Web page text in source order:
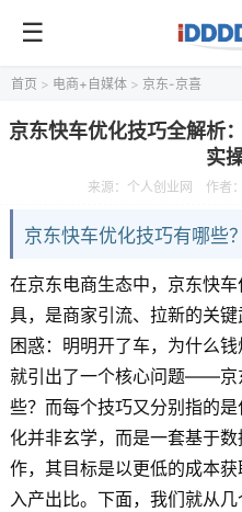
首页 > 电商+自媒体 > 京东-京喜
京东快车优化技巧全解析
实
来源： 个人创业网 作者
京东快车优化技巧有哪些
在京东电商生态中，京东快
具，是商家引流、拉新的关
困惑：明明开了车，为什么
就引出了一个核心问题——京
些？而每个技巧又分别指的
化并非玄学，而是一套基于
作，其目标是以更低的成本
入产出比。下面，我们就从